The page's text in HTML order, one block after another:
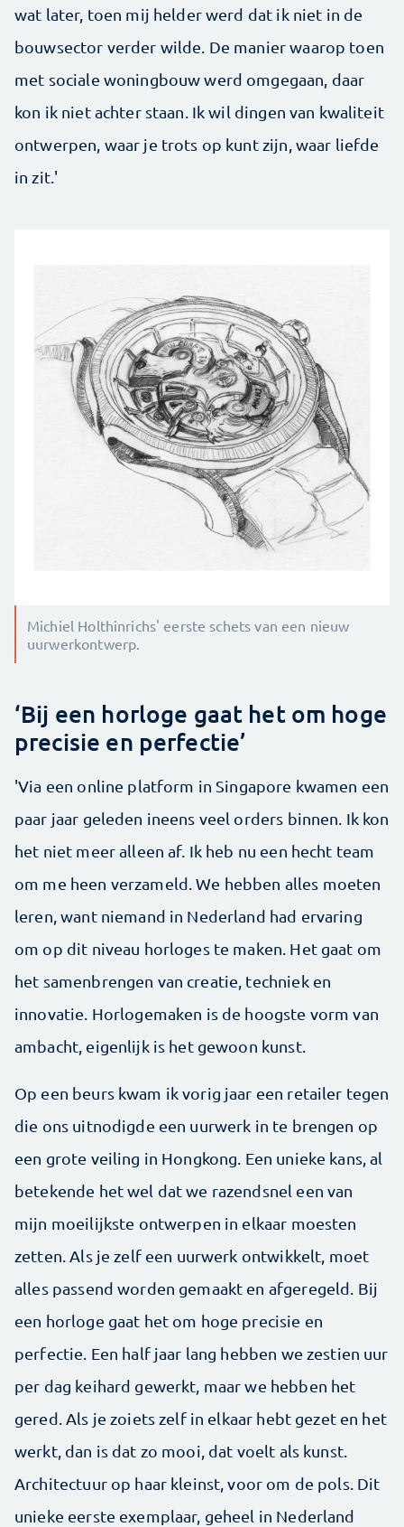
wat later, toen mij helder werd dat ik niet in de
bouwsector verder wilde. De manier waarop toen
met sociale woningbouw werd omgegaan, daar
kon ik niet achter staan. Ik wil dingen van kwaliteit
ont­werpen, waar je trots op kunt zijn, waar liefde
in zit.'
Michiel Holthinrichs' eerste schets van een nieuw
uurwerkontwerp.
‘Bij een horloge gaat het om hoge
precisie en perfectie’
'Via een online platform in Singapore kwamen een
paar jaar geleden ineens veel orders binnen. Ik kon
het niet meer alleen af. Ik heb nu een hecht team
om me heen verzameld. We hebben alles moeten
leren, want niemand in Nederland had ervaring
om op dit niveau horloges te maken. Het gaat om
het samenbrengen van creatie, techniek en
innovatie. Horlogemaken is de hoogste vorm van
ambacht, eigenlijk is het gewoon kunst.
Op een beurs kwam ik vorig jaar een retailer tegen
die ons uitnodigde een uurwerk in te brengen op
een grote veiling in Hongkong. Een unieke kans, al
betekende het wel dat we razendsnel een van
mijn moeilijkste ontwerpen in elkaar moesten
zetten. Als je zelf een uurwerk ontwikkelt, moet
alles passend worden gemaakt en afgeregeld. Bij
een horloge gaat het om hoge precisie en
perfectie. Een half jaar lang hebben we zestien uur
per dag keihard gewerkt, maar we hebben het
gered. Als je zoiets zelf in elkaar hebt gezet en het
werkt, dan is dat zo mooi, dat voelt als kunst.
Architectuur op haar kleinst, voor om de pols. Dit
unieke eerste exemplaar, geheel in Nederland